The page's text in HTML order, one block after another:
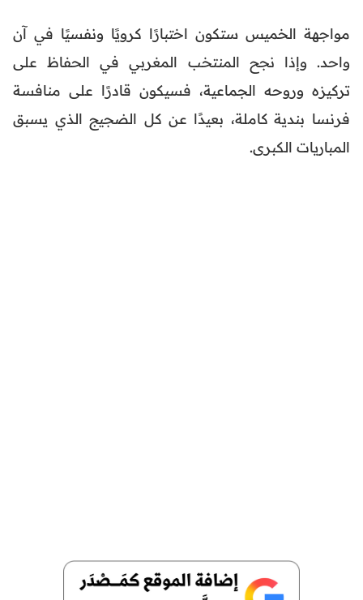
مواجهة الخميس ستكون اختبارًا كرويًا ونفسيًا في آن
واحد. وإذا نجح المنتخب المغربي في الحفاظ على
تركيزه وروحه الجماعية، فسيكون قادرًا على منافسة
فرنسا بندية كاملة، بعيدًا عن كل الضجيج الذي يسبق
المباريات الكبرى.